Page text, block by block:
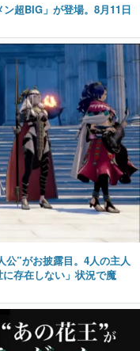
ン超BIG」が登場。8月11日
公”がお披露目。4人の主人
存在しない」状況で魔